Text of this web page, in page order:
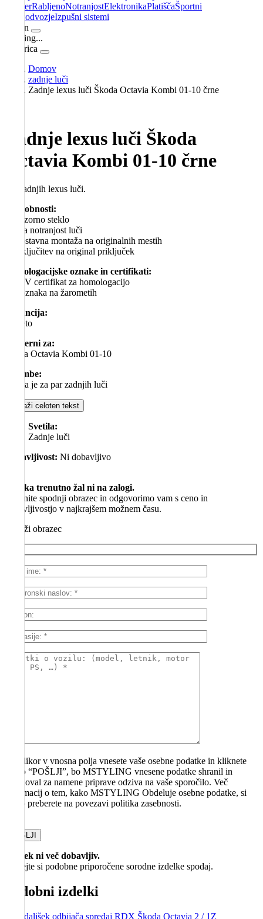
boosterRabljenoNotranjostElektronikaPlatiščaŠportni
PodvozjeIzpušni sistemi
Račun
Loading...
Košarica
Domov
zadnje luči
Zadnje lexus luči Škoda Octavia Kombi 01-10 črne
Zadnje lexus luči Škoda
Octavia Kombi 01-10 črne
Set zadnjih lexus luči.
Podrobnosti:
– prozorno steklo
– črna notranjost luči
– enostavna montaža na originalnih mestih
– priključitev na original priključek
Homologacijske oznake in certifikati:
– TÜV certifikat za homologacijo
– E-oznaka na žarometih
Garancija:
– 1 leto
Primerni za:
Škoda Octavia Kombi 01-10
Opombe:
– cena je za par zadnjih luči
Prikaži celoten tekst
Svetila:
Zadnje luči
Dobavljivost: Ni dobavljivo
Izdelka trenutno žal ni na zalogi.
Izpolnite spodnji obrazec in odgovorimo vam s ceno in
dobavljivostjo v najkrajšem možnem času.
Prikaži obrazec
V kolikor v vnosna polja vnesete vaše osebne podatke in kliknete
gumb “POŠLJI”, bo MSTYLING vnesene podatke shranil in
obdeloval za namene priprave odziva na vaše sporočilo. Več
informacij o tem, kako MSTYLING Obdeluje osebne podatke, si
lahko preberete na povezavi politika zasebnosti.
empty.
Izdelek ni več dobavljiv.
Poglejte si podobne priporočene sorodne izdelke spodaj.
Podobni izdelki